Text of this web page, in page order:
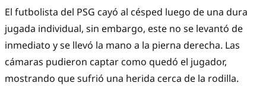
El futbolista del PSG cayó al césped luego de una dura
jugada individual, sin embargo, este no se levantó de
inmediato y se llevó la mano a la pierna derecha. Las
cámaras pudieron captar como quedó el jugador,
mostrando que sufrió una herida cerca de la rodilla.